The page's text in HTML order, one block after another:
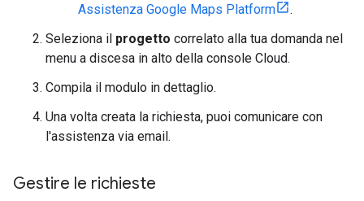
Assistenza Google Maps Platform
.
Seleziona il progetto correlato alla tua domanda nel
menu a discesa in alto della console Cloud.
Compila il modulo in dettaglio.
Una volta creata la richiesta, puoi comunicare con
l'assistenza via email.
Gestire le richieste